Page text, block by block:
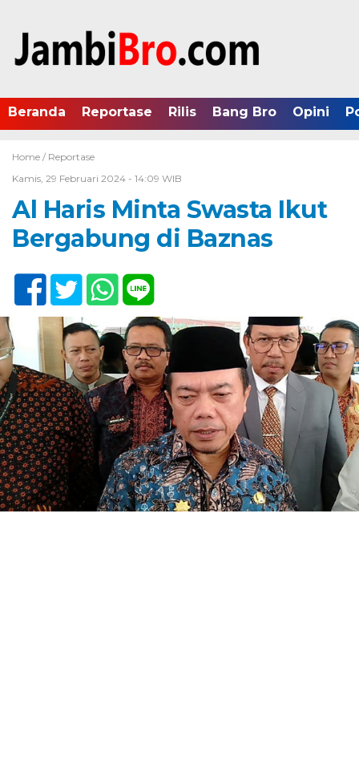
Beranda Reportase Rilis Bang Bro Opini
Home / Reportase
Kamis, 29 Februari 2024 - 14:09 WIB
Al Haris Minta Swasta Ikut
Bergabung di Baznas